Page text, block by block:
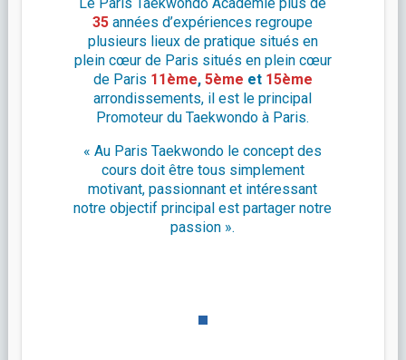
35 années d’expériences regroupe
plusieurs lieux de pratique situés en
plein cœur de Paris situés en plein cœur
de Paris 11ème, 5ème et 15ème
arrondissements, il est le principal
Promoteur du Taekwondo à Paris.
« Au Paris Taekwondo le concept des
cours doit être tous simplement
motivant, passionnant et intéressant
notre objectif principal est partager notre
passion ».